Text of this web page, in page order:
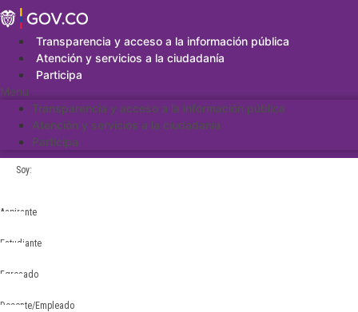
Saltar
al
contenidoTransparencia y acceso a la información pública
Atención y servicios a la ciudadanía
Participa
Menu
Transparencia y acceso a la información pública
Atención y servicios a la ciudadanía
Participa
Soy:
Aspirante
Estudiante
Egresado
Docente/Empleado